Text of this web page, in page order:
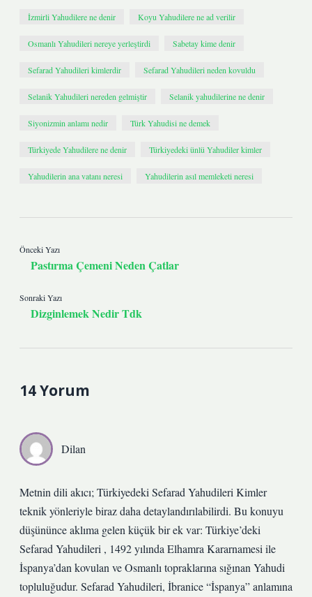
İzmirli Yahudilere ne denir Koyu Yahudilere ne ad verilir
Osmanlı Yahudileri nereye yerleştirdi Sabetay kime denir
Sefarad Yahudileri kimlerdir Sefarad Yahudileri neden kovuldu
Selanik Yahudileri nereden gelmiştir Selanik yahudilerine ne denir
Siyonizmin anlamı nedir Türk Yahudisi ne demek
Türkiyede Yahudilere ne denir Türkiyedeki ünlü Yahudiler kimler
Yahudilerin ana vatanı neresi Yahudilerin asıl memleketi neresi
Önceki Yazı
Pastırma Çemeni Neden Çatlar
Sonraki Yazı
Dizginlemek Nedir Tdk
14 Yorum
Dilan
Metnin dili akıcı; Türkiyedeki Sefarad Yahudileri Kimler
teknik yönleriyle biraz daha detaylandırılabilirdi. Bu konuyu
düşününce aklıma gelen küçük bir ek var: Türkiye’deki
Sefarad Yahudileri , 1492 yılında Elhamra Kararnamesi ile
İspanya’dan kovulan ve Osmanlı topraklarına sığınan Yahudi
topluluğudur. Sefarad Yahudileri, İbranice “İspanya” anlamına